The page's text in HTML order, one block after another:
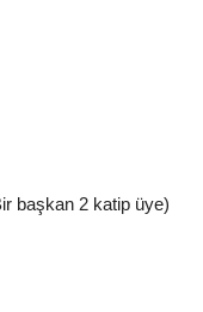
başkan 2 katip üye)